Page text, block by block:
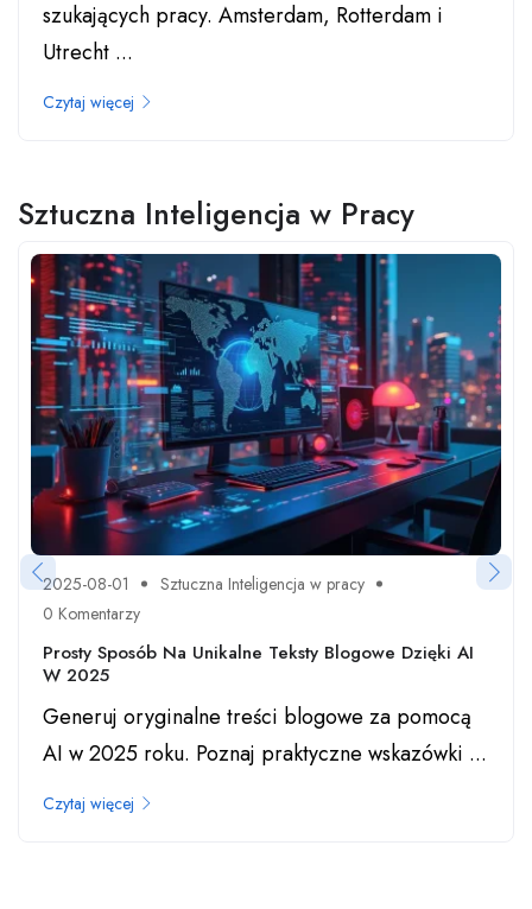
szukających pracy. Amsterdam, Rotterdam i
Utrecht ...
Czytaj więcej
Sztuczna Inteligencja w Pracy
2025-08-01
Sztuczna Inteligencja w pracy
0 Komentarzy
Prosty Sposób Na Unikalne Teksty Blogowe Dzięki AI
W 2025
Generuj oryginalne treści blogowe za pomocą
AI w 2025 roku. Poznaj praktyczne wskazówki ...
Czytaj więcej